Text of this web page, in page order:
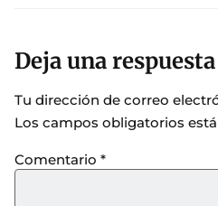
Deja una respuesta
Tu dirección de correo
Los campos obligatorios
Comentario *